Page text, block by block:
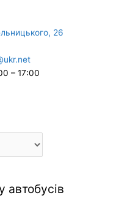
26
– 17:00
автобусів